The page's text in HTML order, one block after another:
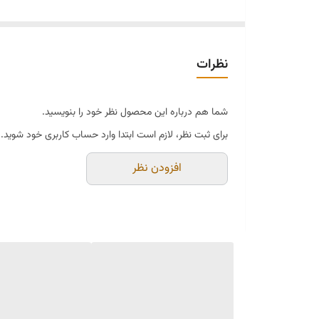
💠مناسب پیاده روی ، محل کار و استفاده طولانی
💠دارای کفی مخصوص خار پاشنه و هالوکس والگوس
💟رنگبندی : مشکی ، کرم کارامل ، سبز زیتونی
🛡سایزبندی : ۳۶ الی ۴۱ دارای یک سال گارانتی
💰قیمت کفش طبی درمانی تمام چرم ترک 🇹🇷۲۶۵۰
✅برای سفارش به دایرکت و یا واتساپ شماره زیر پیام
نظرات
شما هم درباره این محصول نظر خود را بنویسید.
برای ثبت نظر، لازم است ابتدا وارد حساب کاربری خود شوید.
افزودن نظر